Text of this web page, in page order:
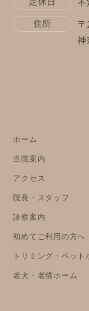
住所
神
ホーム
当院案内
アクセス
院長・スタッフ
診察案内
初めてご利用の方へ
トリミング・ペット
老犬・老猫ホーム